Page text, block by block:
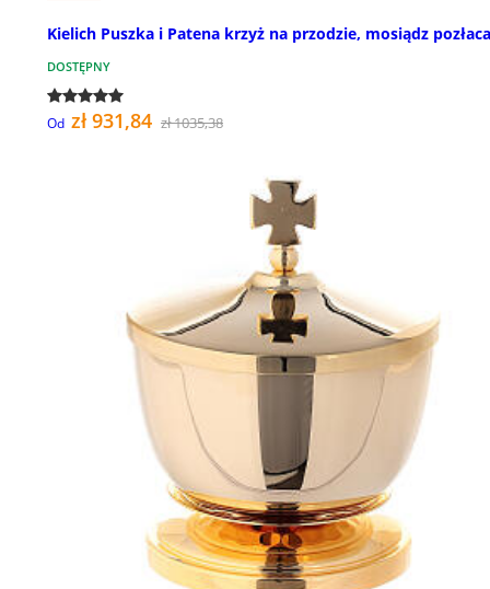
Kielich Puszka i Patena krzyż na przodzie, mosiądz
DOSTĘPNY
Od zł 931,84 zł 1035,38